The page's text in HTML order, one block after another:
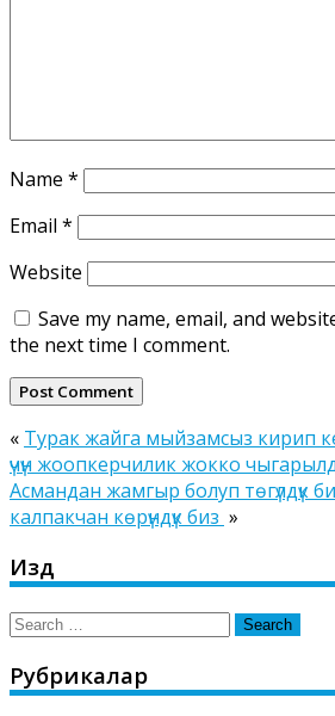
Name *
Email *
Website
Save my name, email, and
the next time I comment.
« Турак жайга мыйзамсыз кирип
үчүн жоопкерчилик жокко
Асмандан жамгыр болуп төгүлдүк
калпакчан көрүндүк биз »
Издөө
Search
Рубрикалар